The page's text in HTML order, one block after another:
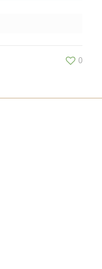
0